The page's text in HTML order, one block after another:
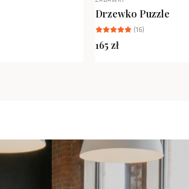
Drzewko Puzzle
(16)
165 zł